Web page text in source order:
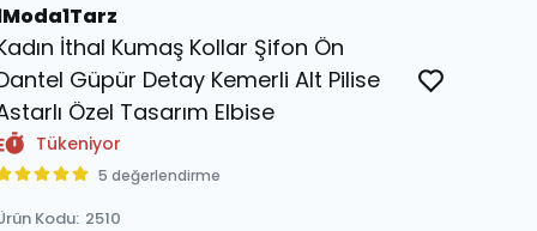
İthal Kumaş Kollar Şifon Ön
Güpür Detay Kemerli Alt Pilise
Özel Tasarım Elbise
Tükeniyor
5 değerlendirme
Kodu: 2510